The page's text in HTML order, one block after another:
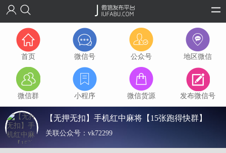
首页 微信号 公众号 地区微信
微信群 小程序 微信货源 发布微信号
【无押无扣】手机红中麻将【15张跑得快群】
关联公众号： vk72299